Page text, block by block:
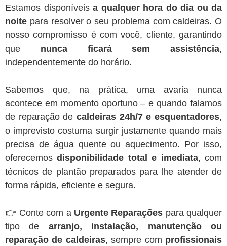
Estamos disponíveis a qualquer hora do dia ou da
noite para resolver o seu problema com caldeiras. O
nosso compromisso é com você, cliente, garantindo
que nunca ficará sem assistência,
independentemente do horário.
Sabemos que, na prática, uma avaria nunca
acontece em momento oportuno – e quando falamos
de reparação de caldeiras 24h/7 e esquentadores,
o imprevisto costuma surgir justamente quando mais
precisa de água quente ou aquecimento. Por isso,
oferecemosdisponibilidade total e imediata, com
técnicos de plantão preparados para lhe atender de
forma rápida, eficiente e segura.
👉 Conte com a Urgente Reparações para qualquer
tipo de arranjo, instalação, manutenção ou
reparação de caldeiras, sempre com profissionais